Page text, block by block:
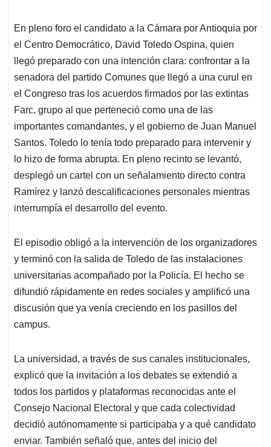
En pleno foro el candidato a la Cámara por Antioquia por
el Centro Democrático, David Toledo Ospina, quien
llegó preparado con una intención clara: confrontar a la
senadora del partido Comunes que llegó a una curul en
el Congreso tras los acuerdos firmados por las extintas
Farc, grupo al que perteneció como una de las
importantes comandantes, y el gobierno de Juan Manuel
Santos. Toledo lo tenía todo preparado para intervenir y
lo hizo de forma abrupta. En pleno recinto se levantó,
desplegó un cartel con un señalamiento directo contra
Ramírez y lanzó descalificaciones personales mientras
interrumpía el desarrollo del evento.
El episodio obligó a la intervención de los organizadores
y terminó con la salida de Toledo de las instalaciones
universitarias acompañado por la Policía. El hecho se
difundió rápidamente en redes sociales y amplificó una
discusión que ya venía creciendo en los pasillos del
campus.
La universidad, a través de sus canales institucionales,
explicó que la invitación a los debates se extendió a
todos los partidos y plataformas reconocidas ante el
Consejo Nacional Electoral y que cada colectividad
decidió autónomamente si participaba y a qué candidato
enviar. También señaló que, antes del inicio del